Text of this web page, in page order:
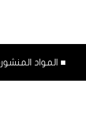
■ المواد